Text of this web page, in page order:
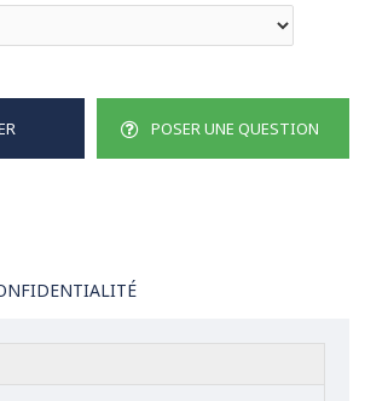
POSER UNE QUESTION